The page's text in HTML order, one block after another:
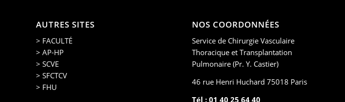
AUTRES SITES
> FACULTÉ
> AP-HP
> SCVE
> SFCTCV
> FHU
NOS COORDONNÉES
Service de Chirurgie Vasculaire
Thoracique et Transplantation
Pulmonaire (Pr. Y. Castier)
46 rue Henri Huchard 75018 Paris
Tél : 01 40 25 64 40